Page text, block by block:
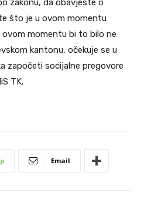
zakonu, da obavjeste o
što je u ovom momentu
momentu bi to bilo ne
kantonu, očekuje se u
započeti socijalne pregovore
TK.
Email